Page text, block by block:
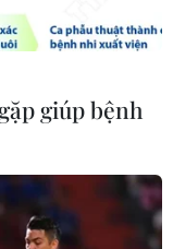
giúp bệnh